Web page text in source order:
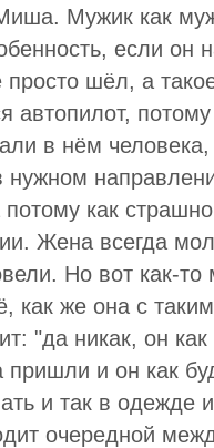
Мужик как
если он
шёл, а
автопилот,
в нём
нужном
как
Жена всегда
Но вот как-
как же она с
"да никак, он
и он как
и так в одежде
очередной